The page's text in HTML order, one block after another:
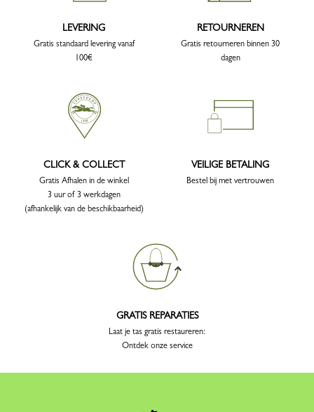
LEVERING
Gratis standaard levering vanaf
100€
RETOURNEREN
Gratis retourneren binnen 30
dagen
CLICK & COLLECT
Gratis Afhalen in de winkel
3 uur of 3 werkdagen
(afhankelijk van de beschikbaarheid)
VEILIGE BETALING
Bestel bij met vertrouwen
GRATIS REPARATIES
Laat je tas gratis restaureren:
Ontdek onze service